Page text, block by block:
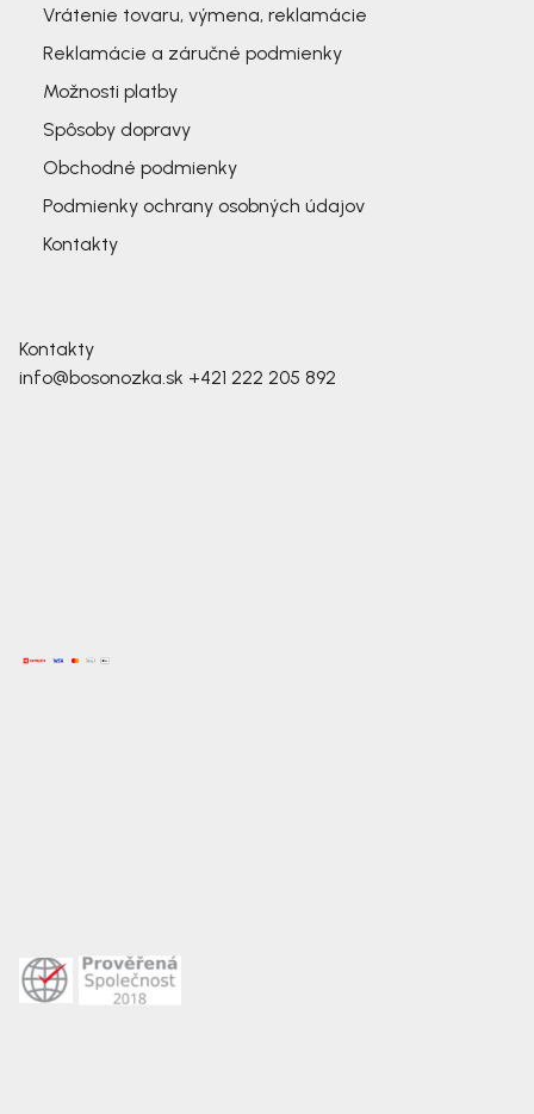
Vrátenie tovaru, výmena, reklamácie
Reklamácie a záručné podmienky
Možnosti platby
Spôsoby dopravy
Obchodné podmienky
Podmienky ochrany osobných údajov
Kontakty
Kontakty
info@bosonozka.sk +421 222 205 892